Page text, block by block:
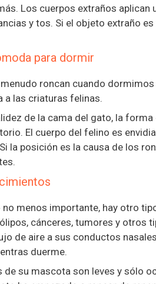
Los cuerpos extraños aplican
y tos. Si el objeto extraño
para dormir
roncan cuando
a las criaturas felinas.
de la cama del gato, la
El cuerpo del felino es
la posición es la causa de los
no menos importante, hay otro
cánceres, tumores y otros
de aire a sus conductos
duerme.
su mascota son leves y sólo